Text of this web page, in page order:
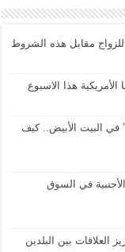
مقابل هذه الشروط
في البيت الأبيض.. كيف
في السوق
العلاقات بين البلدين